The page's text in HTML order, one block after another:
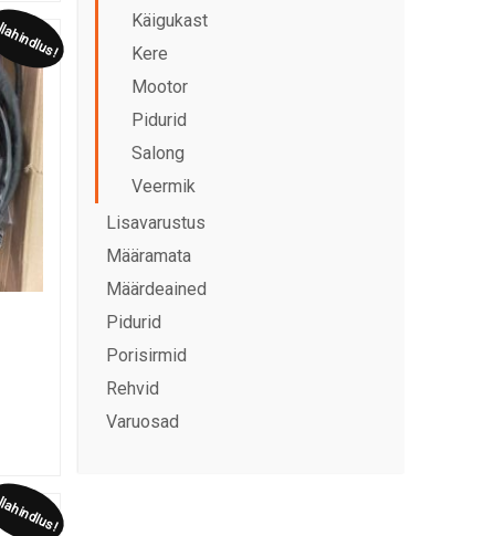
Käigukast
Kere
Mootor
Pidurid
Salong
Veermik
Lisavarustus
Määramata
Määrdeained
Pidurid
Porisirmid
Rehvid
Varuosad